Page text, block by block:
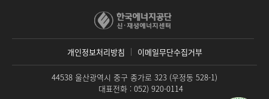
개인정보처리방침 이메일무단수집거부
44538 울산광역시 중구 종가로 323 (우정동 528-1)
대표전화 : 052) 920-0114